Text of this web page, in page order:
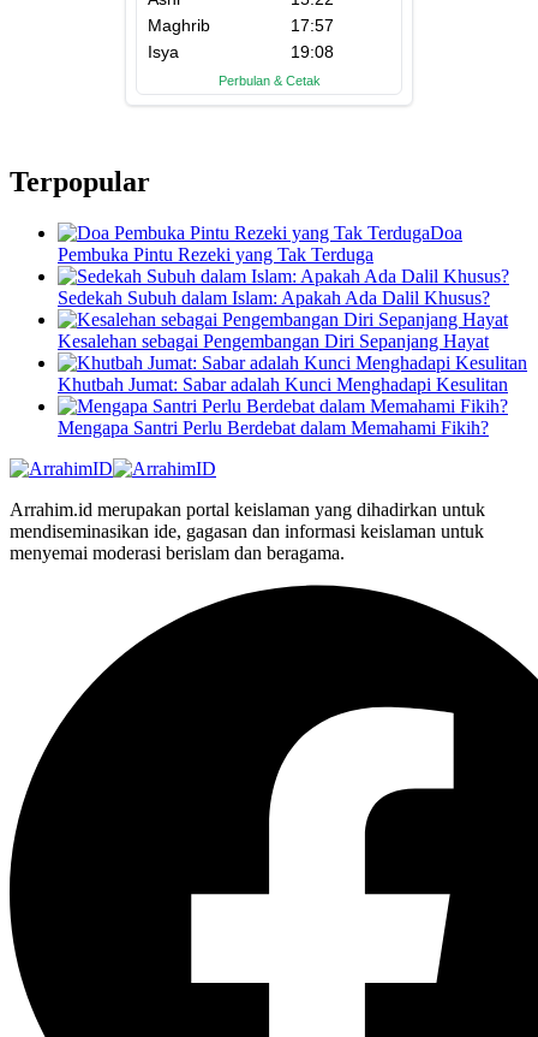
Terpopular
Doa
Pembuka Pintu Rezeki yang Tak Terduga
Sedekah Subuh dalam Islam: Apakah Ada Dalil Khusus?
Kesalehan sebagai Pengembangan Diri Sepanjang Hayat
Khutbah Jumat: Sabar adalah Kunci Menghadapi Kesulitan
Mengapa Santri Perlu Berdebat dalam Memahami Fikih?
Arrahim.id merupakan portal keislaman yang dihadirkan untuk
mendiseminasikan ide, gagasan dan informasi keislaman untuk
menyemai moderasi berislam dan beragama.